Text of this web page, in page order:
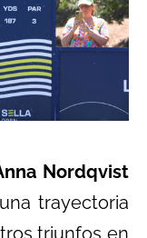
Nordqvist
trayectoria
triunfos en